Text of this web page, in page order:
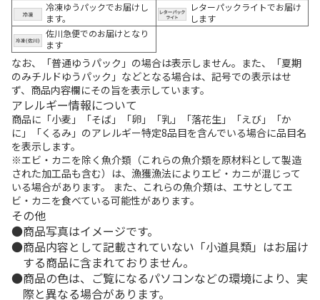
冷凍ゆうパックでお届けし
ます。
レターパックライトでお届け
します
佐川急便でのお届けとなり
ます
なお、「普通ゆうパック」の場合は表示しません。また、「夏期
のみチルドゆうパック」などとなる場合は、記号での表示はせ
ず、商品内容欄にその旨を表示しています。
アレルギー情報について
商品に「小麦」「そば」「卵」「乳」「落花生」「えび」「か
に」「くるみ」のアレルギー特定8品目を含んでいる場合に品目名
を表示します。
※エビ・カニを除く魚介類（これらの魚介類を原材料として製造
された加工品も含む）は、漁獲漁法によりエビ・カニが混じって
いる場合があります。 また、これらの魚介類は、エサとしてエ
ビ・カニを食べている可能性があります。
その他
商品写真はイメージです。
商品内容として記載されていない「小道具類」はお届け
する商品に含まれておりません。
商品の色は、ご覧になるパソコンなどの環境により、実
際と異なる場合があります。